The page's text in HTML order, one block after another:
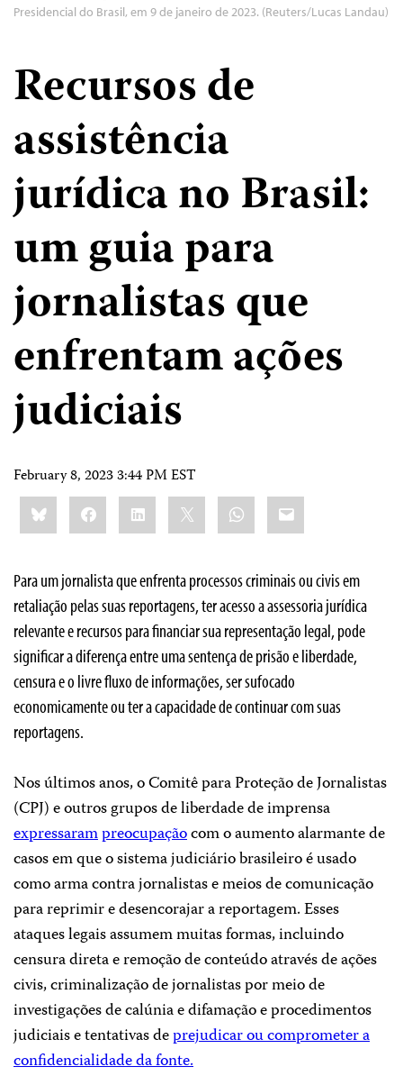
Presidencial do Brasil, em 9 de janeiro de 2023. (Reuters/Lucas Landau)
Recursos de
assistência
jurídica no Brasil:
um guia para
jornalistas que
enfrentam ações
judiciais
February 8, 2023 3:44 PM EST
Share
this:BlueskyFacebookLinkedIn WhatsApp
Email
Para um jornalista que enfrenta processos criminais ou civis em
retaliação pelas suas reportagens, ter acesso a assessoria jurídica
relevante e recursos para financiar sua representação legal, pode
significar a diferença entre uma sentença de prisão e liberdade,
censura e o livre fluxo de informações, ser sufocado
economicamente ou ter a capacidade de continuar com suas
reportagens.
Nos últimos anos, o Comitê para Proteção de Jornalistas
(CPJ) e outros grupos de liberdade de imprensa
expressarampreocupaçãocom o aumento alarmante de
casos em que o sistema judiciário brasileiro é usado
como arma contra jornalistas e meios de comunicação
para reprimir e desencorajar a reportagem. Esses
ataques legais assumem muitas formas, incluindo
censura direta e remoção de conteúdo através de ações
civis, criminalização de jornalistas por meio de
investigações de calúnia e difamação e procedimentos
judiciais e tentativas deprejudicar ou comprometer a
confidencialidade da fonte.